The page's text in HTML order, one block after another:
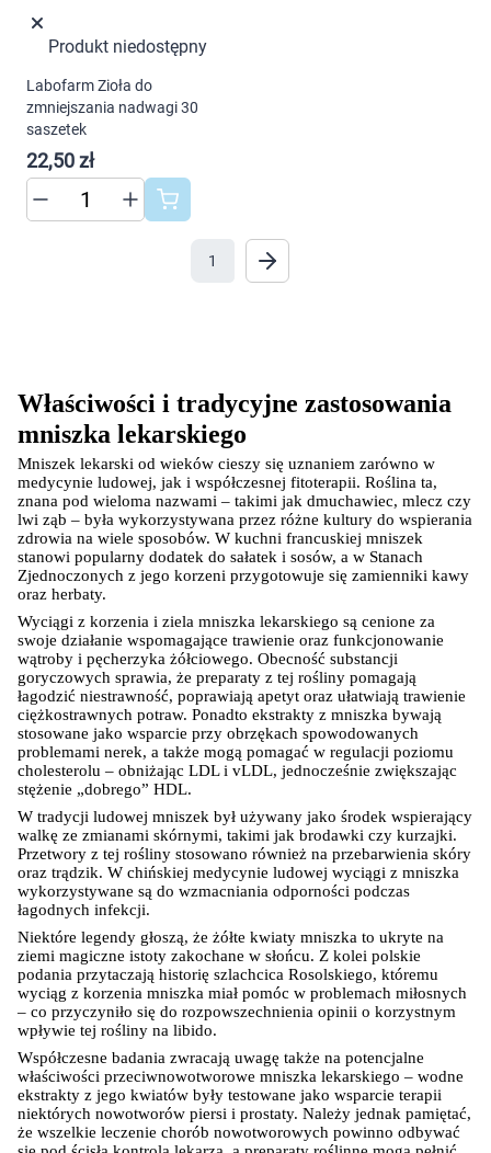
Produkt niedostępny
Labofarm Zioła do
zmniejszania nadwagi 30
saszetek
22,50 zł
1
Właściwości i tradycyjne zastosowania
mniszka lekarskiego
Mniszek lekarski od wieków cieszy się uznaniem zarówno w
medycynie ludowej, jak i współczesnej fitoterapii. Roślina ta,
znana pod wieloma nazwami – takimi jak dmuchawiec, mlecz czy
lwi ząb – była wykorzystywana przez różne kultury do wspierania
zdrowia na wiele sposobów. W kuchni francuskiej mniszek
stanowi popularny dodatek do sałatek i sosów, a w Stanach
Zjednoczonych z jego korzeni przygotowuje się zamienniki kawy
oraz herbaty.
Wyciągi z korzenia i ziela mniszka lekarskiego są cenione za
swoje działanie wspomagające trawienie oraz funkcjonowanie
wątroby i pęcherzyka żółciowego. Obecność substancji
goryczowych sprawia, że preparaty z tej rośliny pomagają
łagodzić niestrawność, poprawiają apetyt oraz ułatwiają trawienie
ciężkostrawnych potraw. Ponadto ekstrakty z mniszka bywają
stosowane jako wsparcie przy obrzękach spowodowanych
problemami nerek, a także mogą pomagać w regulacji poziomu
cholesterolu – obniżając LDL i vLDL, jednocześnie zwiększając
stężenie „dobrego” HDL.
W tradycji ludowej mniszek był używany jako środek wspierający
walkę ze zmianami skórnymi, takimi jak brodawki czy kurzajki.
Przetwory z tej rośliny stosowano również na przebarwienia skóry
oraz trądzik. W chińskiej medycynie ludowej wyciągi z mniszka
wykorzystywane są do wzmacniania odporności podczas
łagodnych infekcji.
Niektóre legendy głoszą, że żółte kwiaty mniszka to ukryte na
ziemi magiczne istoty zakochane w słońcu. Z kolei polskie
podania przytaczają historię szlachcica Rosolskiego, któremu
wyciąg z korzenia mniszka miał pomóc w problemach miłosnych
– co przyczyniło się do rozpowszechnienia opinii o korzystnym
wpływie tej rośliny na libido.
Współczesne badania zwracają uwagę także na potencjalne
właściwości przeciwnowotworowe mniszka lekarskiego – wodne
ekstrakty z jego kwiatów były testowane jako wsparcie terapii
niektórych nowotworów piersi i prostaty. Należy jednak pamiętać,
że wszelkie leczenie chorób nowotworowych powinno odbywać